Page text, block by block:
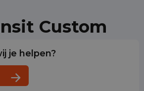
Custom
je helpen?